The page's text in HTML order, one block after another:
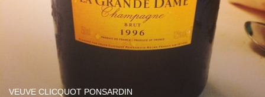
VEUVE CLICQUOT PONSARDIN